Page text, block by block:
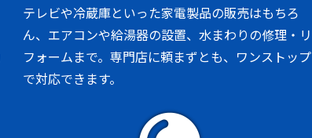
テレビや冷蔵庫といった家電製品の販売はもちろ
ん、エアコンや給湯器の設置、水まわりの修理・リ
フォームまで。専門店に頼まずとも、ワンストップ
で対応できます。